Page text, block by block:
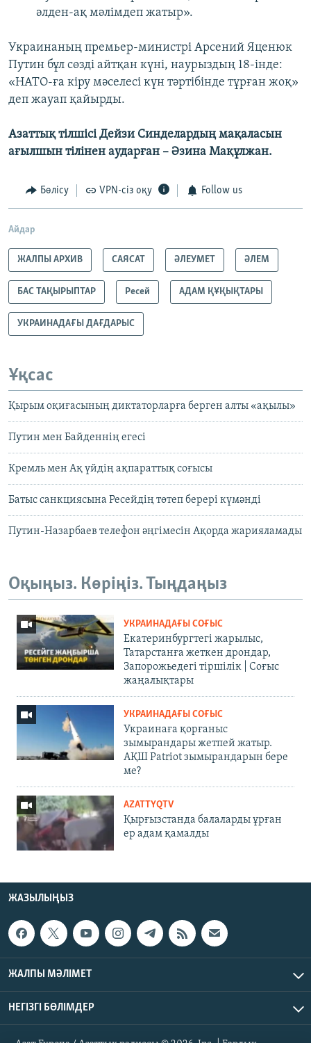
әлден-ақ мәлімдеп жатыр».
Украинаның премьер-министрі Арсений Яценюк
Путин бұл сөзді айтқан күні, наурыздың 18-інде:
«НАТО-ға кіру мәселесі күн тәртібінде тұрған жоқ»
деп жауап қайырды.
Азаттық тілшісі Дейзи Синделардың мақаласын
ағылшын тілінен аударған – Әзина Мақұлжан.
Бөлісу VPN-сіз оқу Follow us
Айдар
ЖАЛПЫ АРХИВ САЯСАТ ӘЛЕУМЕТ ӘЛЕМ
БАС ТАҚЫРЫПТАР Ресей АДАМ ҚҰҚЫҚТАРЫ
УКРАИНАДАҒЫ ДАҒДАРЫС
Ұқсас
Қырым оқиғасының диктаторларға берген алты «ақылы»
Путин мен Байденнің егесі
Кремль мен Ақ үйдің ақпараттық соғысы
Батыс санкциясына Ресейдің төтеп берері күмәнді
Путин-Назарбаев телефон әңгімесін Ақорда жарияламады
Оқыңыз. Көріңіз. Тыңдаңыз
УКРАИНАДАҒЫ СОҒЫС
Екатеринбургтегі жарылыс,
Татарстанға жеткен дрондар,
Запорожьедегі тіршілік | Cоғыс
жаңалықтары
УКРАИНАДАҒЫ СОҒЫС
Украинаға қорғаныс
зымырандары жетпей жатыр.
АҚШ Patriot зымырандарын бере
ме?
AZATTYQTV
Қырғызстанда балаларды ұрған
ер адам қамалды
ЖАЗЫЛЫҢЫЗ
ЖАЛПЫ МӘЛІМЕТ
НЕГІЗГІ БӨЛІМДЕР
Азат Еуропа / Азаттық радиосы © 2026, Inc. | Барлық